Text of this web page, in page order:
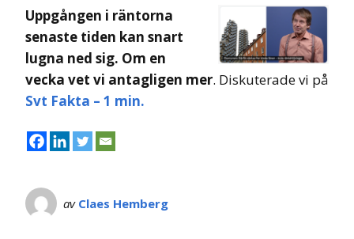
Uppgången i räntorna
senaste tiden kan snart
lugna ned sig. Om en
vecka vet vi antagligen mer. Diskuterade vi på
Svt Fakta – 1 min.
av Claes Hemberg